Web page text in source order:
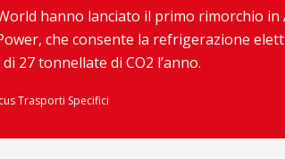
hanno lanciato il primo rimorchio in
che consente la refrigerazione
27 tonnellate di CO2 l’anno.
Trasporti Specifici